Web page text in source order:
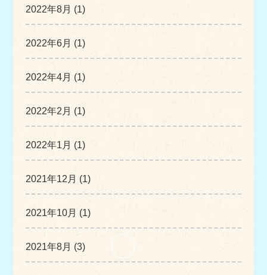
2022年8月 (1)
2022年6月 (1)
2022年4月 (1)
2022年2月 (1)
2022年1月 (1)
2021年12月 (1)
2021年10月 (1)
2021年8月 (3)